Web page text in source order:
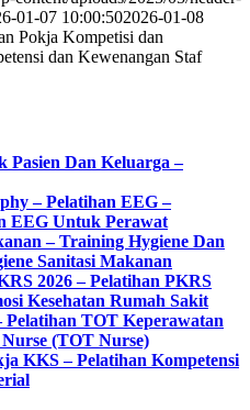
01-07 10:00:502026-01-08
Pokja Kompetisi dan
dan Kewenangan Staf
Pasien Dan Keluarga –
– Pelatihan EEG –
EEG Untuk Perawat
– Training Hygiene Dan
Sanitasi Makanan
2026 – Pelatihan PKRS
Kesehatan Rumah Sakit
TOT Keperawatan
(TOT Nurse)
KKS – Pelatihan Kompetensi